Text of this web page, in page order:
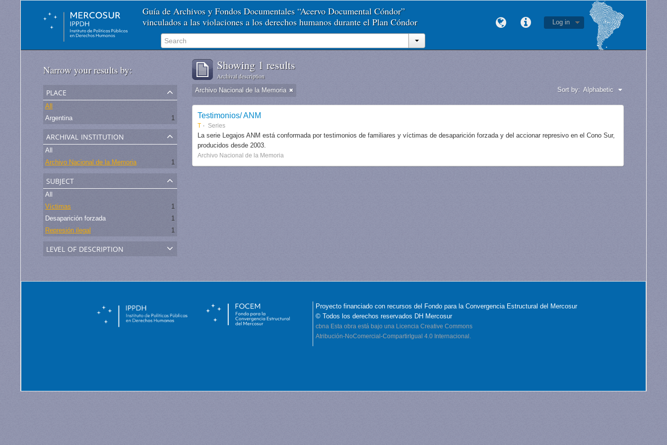
Guía de Archivos y Fondos Documentales “Acervo Documental Cóndor”
vinculados a las violaciones a los derechos humanos durante el Plan Cóndor
Log in
Narrow your results by:
place
All
Argentina
1
archival institution
All
Archivo Nacional de la Memoria
1
subject
All
Víctimas
1
Desaparición forzada
1
Represión ilegal
1
level of description
Showing 1 results
Archival description
Archivo Nacional de la Memoria Sort by: Alphabetic
Testimonios/ ANM
T Series
La serie Legajos ANM está conformada por testimonios de familiares y víctimas de desaparición forzada y del accionar represivo en el Cono Sur,
producidos desde 2003.
Archivo Nacional de la Memoria
Proyecto financiado con recursos del Fondo para la Convergencia Estructural del Mercosur
© Todos los derechos reservados DH Mercosur
cbna Esta obra está bajo una Licencia Creative Commons
Atribución-NoComercial-CompartirIgual 4.0 Internacional.